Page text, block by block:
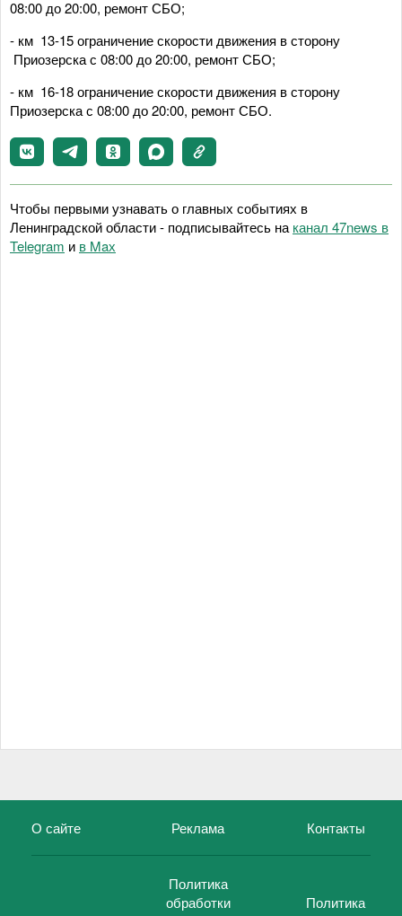
08:00 до 20:00, ремонт СБО;
- км 13-15 ограничение скорости движения в сторону
Приозерска с 08:00 до 20:00, ремонт СБО;
- км 16-18 ограничение скорости движения в сторону
Приозерска с 08:00 до 20:00, ремонт СБО.
Чтобы первыми узнавать о главных событиях в
Ленинградской области - подписывайтесь на канал 47news в
Telegram и в Maх
О сайте Реклама Контакты
Политика
обработки
Политика